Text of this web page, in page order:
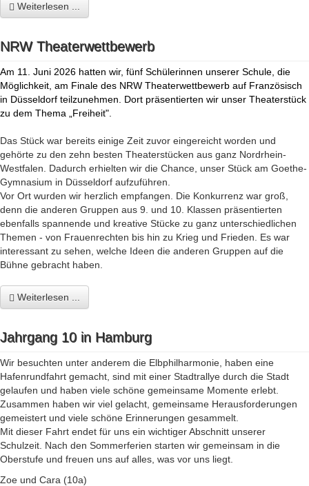
Weiterlesen ...
NRW Theaterwettbewerb
Am 11. Juni 2026 hatten wir, fünf Schülerinnen unserer Schule, die
Möglichkeit, am Finale des NRW Theaterwettbewerb auf Französisch
in Düsseldorf teilzunehmen. Dort präsentierten wir unser Theaterstück
zu dem Thema „Freiheit".
Das Stück war bereits einige Zeit zuvor eingereicht worden und
gehörte zu den zehn besten Theaterstücken aus ganz Nordrhein-
Westfalen. Dadurch erhielten wir die Chance, unser Stück am Goethe-
Gymnasium in Düsseldorf aufzuführen.
Vor Ort wurden wir herzlich empfangen. Die Konkurrenz war groß,
denn die anderen Gruppen aus 9. und 10. Klassen präsentierten
ebenfalls spannende und kreative Stücke zu ganz unterschiedlichen
Themen - von Frauenrechten bis hin zu Krieg und Frieden. Es war
interessant zu sehen, welche Ideen die anderen Gruppen auf die
Bühne gebracht haben.
Weiterlesen ...
Jahrgang 10 in Hamburg
Wir besuchten unter anderem die Elbphilharmonie, haben eine
Hafenrundfahrt gemacht, sind mit einer Stadtrallye durch die Stadt
gelaufen und haben viele schöne gemeinsame Momente erlebt.
Zusammen haben wir viel gelacht, gemeinsame Herausforderungen
gemeistert und viele schöne Erinnerungen gesammelt.
Mit dieser Fahrt endet für uns ein wichtiger Abschnitt unserer
Schulzeit. Nach den Sommerferien starten wir gemeinsam in die
Oberstufe und freuen uns auf alles, was vor uns liegt.
Zoe und Cara (10a)